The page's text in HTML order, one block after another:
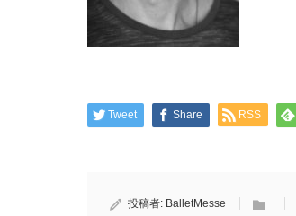
Tweet Share RSS
投稿者: BalletMesse